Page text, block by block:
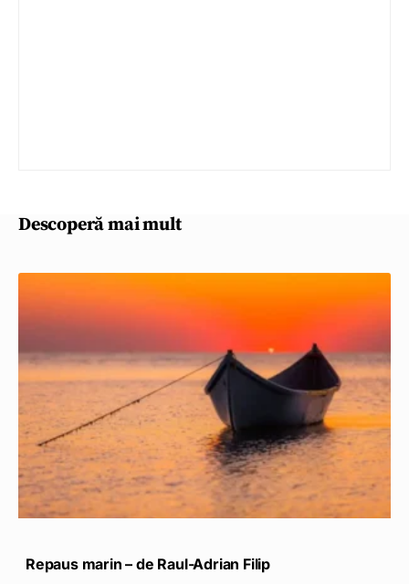
Descoperă mai mult
Repaus marin – de Raul-Adrian Filip